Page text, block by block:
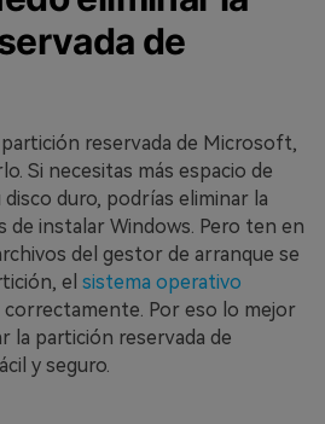
de
partición reservada de Microsoft,
Si necesitas más espacio de
duro, podrías eliminar la
de instalar Windows. Pero ten en
del gestor de arranque se
el sistema operativo
correctamente. Por eso lo mejor
la partición reservada de
y seguro.